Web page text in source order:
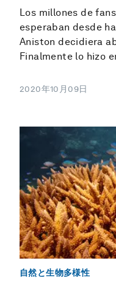
Los millones de
esperaban desde
Aniston decidiera
Finalmente lo hizo
2020年10月09日
自然と生物多様性